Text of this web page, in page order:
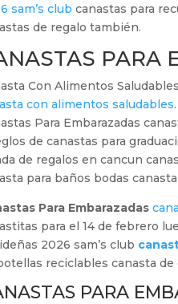
sam’s club canastas para
de regalo también.
PARA
Con Alimentos
con alimentos saludables
Para Embarazadas
de canastas para
de regalos en cancun
para baños bodas
Para Embarazadas
para el 14 de febrero
2026 sam’s club
reciclables canasta
PARA